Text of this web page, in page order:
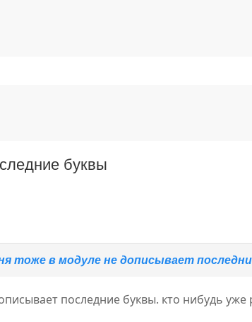
буквы
тоже в модуле не дописывает
последние буквы. кто нибудь